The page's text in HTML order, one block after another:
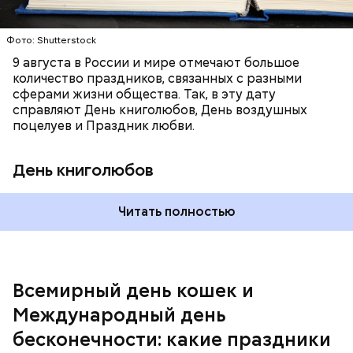
Фото: Shutterstock
9 августа в России и мире отмечают большое
количество праздников, связанных с разными
сферами жизни общества. Так, в эту дату
справляют День книголюбов, День воздушных
поцелуев и Праздник любви.
День книголюбов
Читать полностью
Всемирный день кошек и
Международный день
бесконечности: какие праздники
Международный день бесконечности
1987 году. Так как цифра восемь похожа на знак
бесконечности, то и дата была выбрана «08.08». В
этот праздник организуются тематические лекции
по математике и философии, а также проводят
выставки на тему бесконечности.
День малины со сливками
День малины со сливками отмечается в США в
честь вкусового сочетания этой ягоды со сливками.
В этот праздник люди едят не только малину со
сливками, но и другие десерты на основе этих
двух ингредиентов. Их можно купить в магазине
или сделать самостоятельно вместе со своими
родными и близкими.